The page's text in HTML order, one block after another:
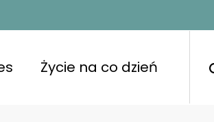
Życie na co dzień